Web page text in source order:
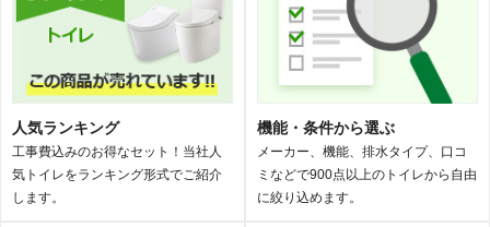
人気ランキング
工事費込みのお得なセット！当社人
気トイレをランキング形式でご紹介
します。
機能・条件から選ぶ
メーカー、機能、排水タイプ、口コ
ミなどで900点以上のトイレから自由
に絞り込めます。